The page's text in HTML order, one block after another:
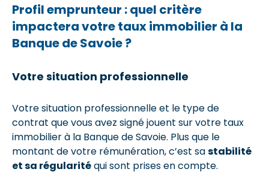
Profil emprunteur : quel critère
impactera votre taux immobilier à la
Banque de Savoie ?
Votre situation professionnelle
Votre situation professionnelle et le type de
contrat que vous avez signé jouent sur votre taux
immobilier à la Banque de Savoie. Plus que le
montant de votre rémunération, c’est sastabilité
et sa régularitéqui sont prises en compte.